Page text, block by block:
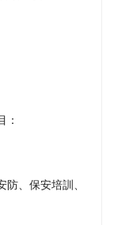
：
、保安培訓、